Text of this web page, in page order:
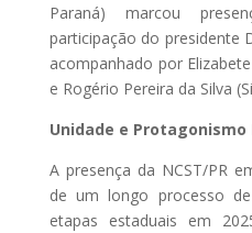
Paraná) marcou
participação do presidente
acompanhado por
e Rogério Pereira da Silva
Unidade e Protagonismo
A presença da NCST/PR
de um longo processo
etapas estaduais em